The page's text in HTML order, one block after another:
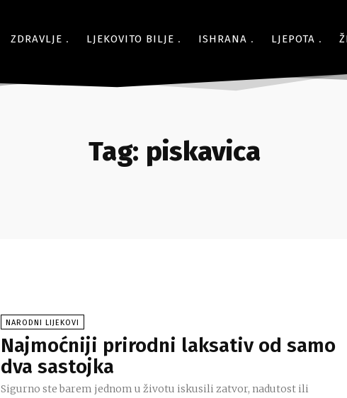
ZDRAVLJE LJEKOVITO BILJE ISHRANA LJEPOTA
Tag: piskavica
NARODNI LIJEKOVI
Najmoćniji prirodni laksativ od samo
dva sastojka
Sigurno ste barem jednom u životu iskusili zatvor, nadutost ili